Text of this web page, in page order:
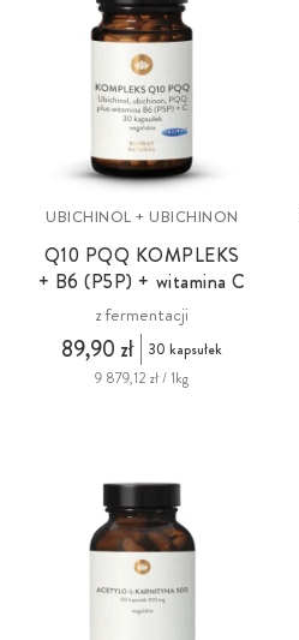
UBICHINOL + UBICHINON
Q10 PQQ KOMPLEKS
+ B6 (P5P) + witamina C
z fermentacji
89,90 zł
30 kapsułek
9 879,12 zł / 1kg